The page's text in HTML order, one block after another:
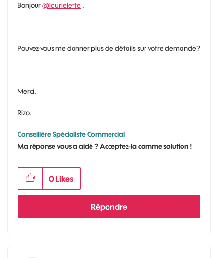
Bonjour@laurielette ,
Pouvez-vous me donner plus de détails sur votre demande?
Merci.
Rizo.
Conseillère Spécialiste Commercial
Ma réponse vous a aidé ? Acceptez-la comme solution !
0 Likes
Répondre